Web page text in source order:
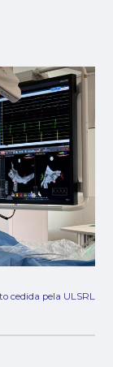
cedida pela ULSRL